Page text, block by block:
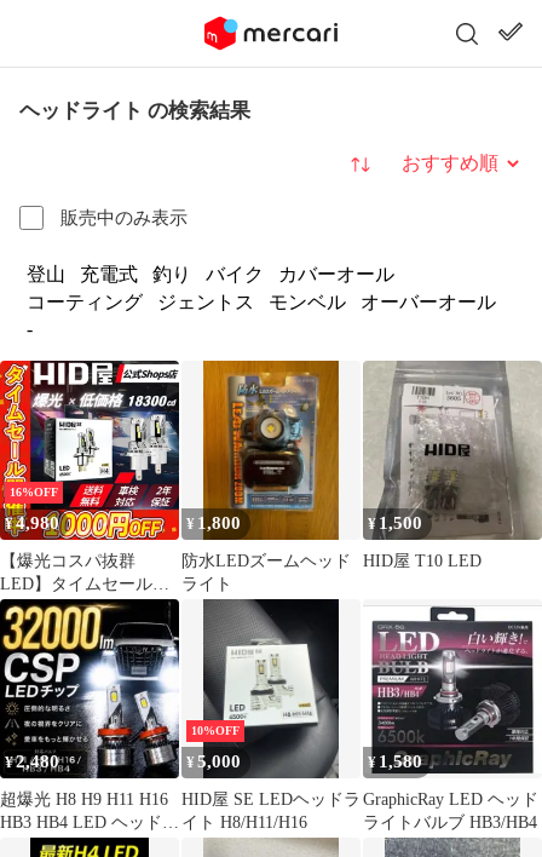
ヘッドライト の検索結果
販売中のみ表示
並び替え
登山 充電式 釣り バイク
カバーオール
コーティング
ジェントス モンベル
オーバーオール
-
16%OFF
¥4,980
【爆光コスパ抜群
LED】タイムセール
1000円OFF！即日発送
【HID屋 公式ショッ
プ】LED ヘッドライト
SE スペシャルエディシ
ョン
H4/H7/H8/H11/H16/HB3/
HB4 ホワイト/電球色
爆光 配線レス 車 送料
無料/車検対応/安心2年
保証
¥ 1,800
防水LEDズームヘッド
ライト
¥ 1,500
HID屋 T10 LED
¥2,480
超爆光 H8 H9 H11 H16
HB3 HB4 LED ヘッドラ
イト フォグ
10%OFF
¥5,000
HID屋 SE LEDヘッドラ
イト H8/H11/H16
¥ 1,580
GraphicRay LED ヘッド
ライトバルブ HB3/HB4